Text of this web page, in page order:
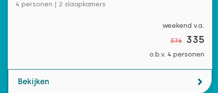
4 personen | 2 slaapkamers
weekend v.a.
376 335
o.b.v. 4 personen
Bekijken